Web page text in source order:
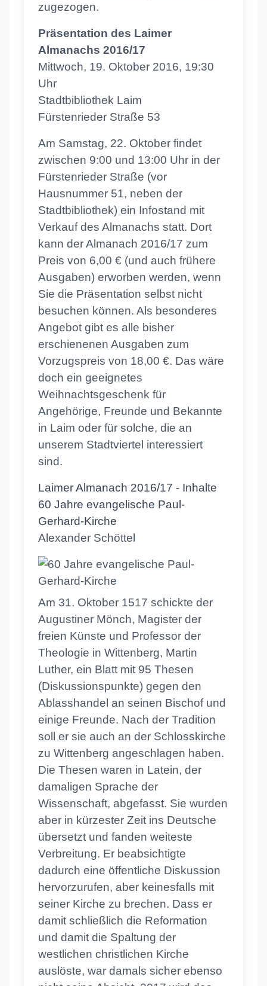
zugezogen.
Präsentation des Laimer
Almanachs 2016/17
Mittwoch, 19. Oktober 2016, 19:30
Uhr
Stadtbibliothek Laim
Fürstenrieder Straße 53
Am Samstag, 22. Oktober findet
zwischen 9:00 und 13:00 Uhr in der
Fürstenrieder Straße (vor
Hausnummer 51, neben der
Stadtbibliothek) ein Infostand mit
Verkauf des Almanachs statt. Dort
kann der Almanach 2016/17 zum
Preis von 6,00 € (und auch frühere
Ausgaben) erworben werden, wenn
Sie die Präsentation selbst nicht
besuchen können. Als besonderes
Angebot gibt es alle bisher
erschienenen Ausgaben zum
Vorzugspreis von 18,00 €. Das wäre
doch ein geeignetes
Weihnachtsgeschenk für
Angehörige, Freunde und Bekannte
in Laim oder für solche, die an
unserem Stadtviertel interessiert
sind.
Laimer Almanach 2016/17 - Inhalte
60 Jahre evangelische Paul-
Gerhard-Kirche
Alexander Schöttel
Am 31. Oktober 1517 schickte der
Augustiner Mönch, Magister der
freien Künste und Professor der
Theologie in Wittenberg, Martin
Luther, ein Blatt mit 95 Thesen
(Diskussionspunkte) gegen den
Ablasshandel an seinen Bischof und
einige Freunde. Nach der Tradition
soll er sie auch an der Schlosskirche
zu Wittenberg angeschlagen haben.
Die Thesen waren in Latein, der
damaligen Sprache der
Wissenschaft, abgefasst. Sie wurden
aber in kürzester Zeit ins Deutsche
übersetzt und fanden weiteste
Verbreitung. Er beabsichtigte
dadurch eine öffentliche Diskussion
hervorzurufen, aber keinesfalls mit
seiner Kirche zu brechen. Dass er
damit schließlich die Reformation
und damit die Spaltung der
westlichen christlichen Kirche
auslöste, war damals sicher ebenso